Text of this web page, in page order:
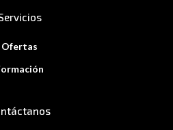
Ofertas